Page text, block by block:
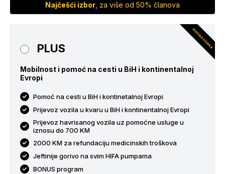
Najčešći izbor , za više od 50% članova
PLUS Online cijena
Mobilnost i pomoć na cesti u BiH i kontinentalnoj
Evropi
Pomoć na cesti u BiH i kontinetalnoj Evropi
Prijevoz vozila u kvaru u BiH i kontinentalnoj Evropi
Prijevoz havrisanog vozila uz pomoćne usluge u
iznosu do 700 KM
2000 KM za refundaciju medicinskih troškova
Jeftinije gorivo na svim HIFA pumpama
BONUS program